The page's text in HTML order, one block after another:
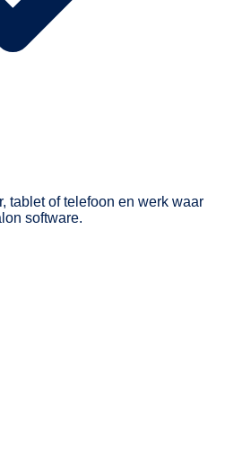
tablet of telefoon en werk waar
software.